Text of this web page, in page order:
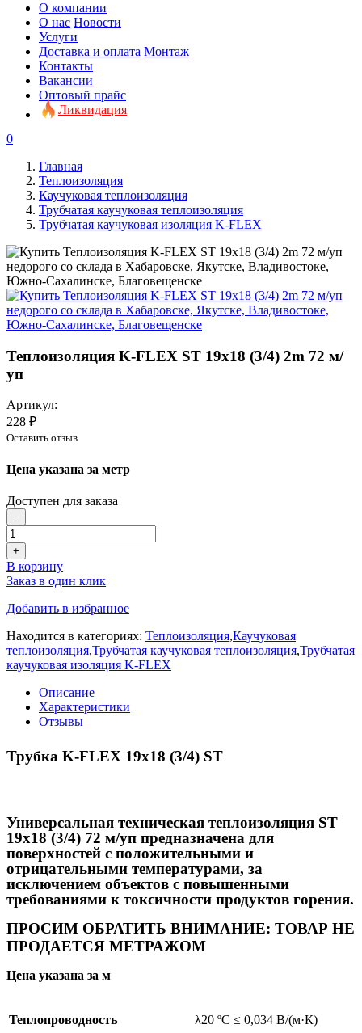
О компании
О нас Новости
Услуги
Доставка и оплата Монтаж
Контакты
Вакансии
Оптовый прайс
Ликвидация
0
Главная
Теплоизоляция
Каучуковая теплоизоляция
Трубчатая каучуковая теплоизоляция
Трубчатая каучуковая изоляция K-FLEX
Теплоизоляция K-FLEX ST 19x18 (3/4) 2m 72 м/
уп
Артикул:
228 ₽
Оставить отзыв
Цена указана за метр
Доступен для заказа
−
+
В корзину
Заказ в один клик
Добавить в избранное
Находится в категориях: Теплоизоляция,Каучуковая
теплоизоляция,Трубчатая каучуковая теплоизоляция,Трубчатая
каучуковая изоляция K-FLEX
Описание
Характеристики
Отзывы
Трубка K-FLEX 19x18 (3/4) ST
Универсальная техническая теплоизоляция ST
19x18 (3/4) 72 м/уп предназначена для
поверхностей с положительными и
отрицательными температурами, за
исключением объектов с повышенными
требованиями к токсичности продуктов горения.
ПРОСИМ ОБРАТИТЬ ВНИМАНИЕ: ТОВАР НЕ
ПРОДАЕТСЯ МЕТРАЖОМ
Цена указана за м
Теплопроводность
λ20 ºC ≤ 0,034 В/(м·К)